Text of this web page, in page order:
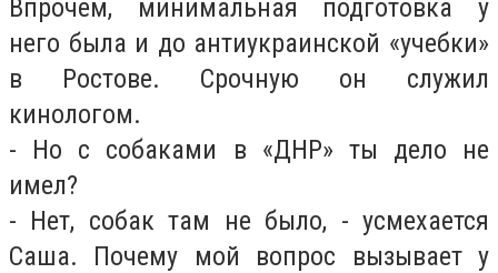
Впрочем, минимальная подготовка у
него была и до антиукраинской «учебки»
в Ростове. Срочную он служил
кинологом.
- Но с собаками в «ДНР» ты дело не
имел?
- Нет, собак там не было, - усмехается
Саша. Почему мой вопрос вызывает у